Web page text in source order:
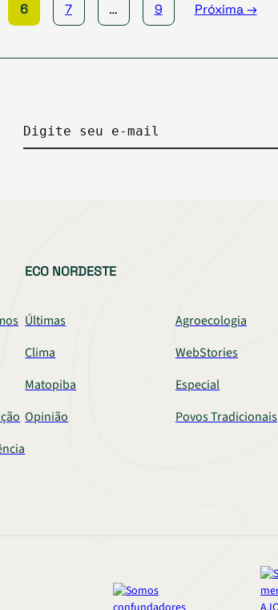
6 7 … 9 Próxima →
Digite seu e-mail
ECO NORDESTE
Últimas Agroecologia
Clima
WebStories
Matopiba
Especial
Opinião
Povos Tradicionais